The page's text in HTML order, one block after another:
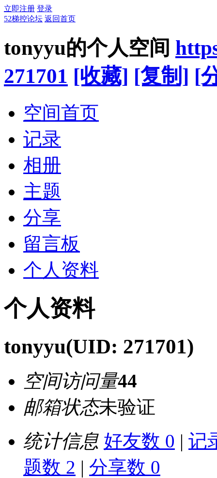
立即注册 登录
52梯控论坛 返回首页
tonyyu的个人空间
271701 [收藏] [复制] [
空间首页
记录
相册
主题
分享
留言板
个人资料
个人资料
tonyyu(UID: 271701)
空间访问量44
邮箱状态未验证
统计信息 好友数 0 | 记
题数 2 | 分享数 0